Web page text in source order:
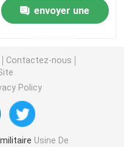
envoyer une
Contactez-nous
Policy
Usine De